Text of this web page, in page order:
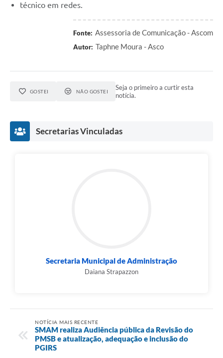
técnico em redes.
Fonte: Assessoria de Comunicação - Ascom
Autor: Taphne Moura - Asco
GOSTEI NÃO GOSTEI
Seja o primeiro a curtir esta
notícia.
Secretarias Vinculadas
Secretaria Municipal de Administração
Daiana Strapazzon
NOTÍCIA MAIS RECENTE
SMAM realiza Audiência pública da Revisão do
PMSB e atualização, adequação e inclusão do
PGIRS